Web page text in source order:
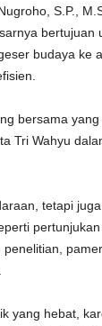
S.P.,
bertujuan
budaya ke
bersama
Tri Wahyu
tetapi
yang hebat,